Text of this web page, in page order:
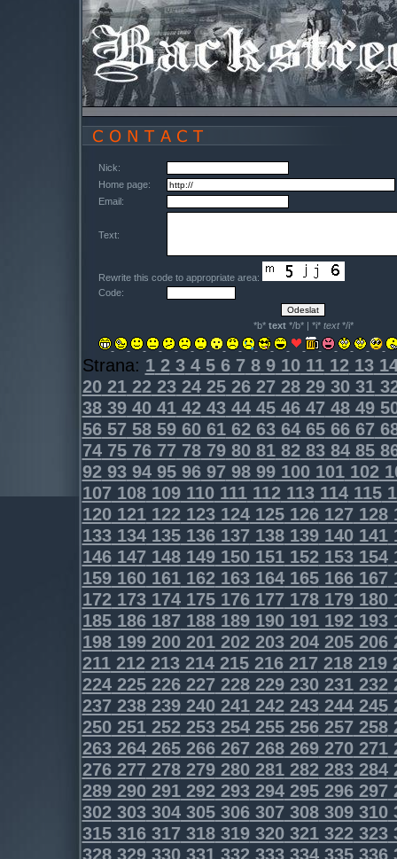
Nick:
Home page:
Email:
Text:
Rewrite this code to appropriate area:
Code:
*b* text*/b* | *i* text*/i*
Strana: 12345678910111213
202122232425262728293031
383940414243444546474849
565758596061626364656667
747576777879808182838485
9293949596979899100101102
107108109110111112113114115
120121122123124125126127128
133134135136137138139140141
146147148149150151152153154
159160161162163164165166167
172173174175176177178179180
185186187188189190191192193
198199200201202203204205206
211212213214215216217218219
224225226227228229230231232
237238239240241242243244245
250251252253254255256257258
263264265266267268269270271
276277278279280281282283284
289290291292293294295296297
302303304305306307308309310
315316317318319320321322323
328329330331332333334335336